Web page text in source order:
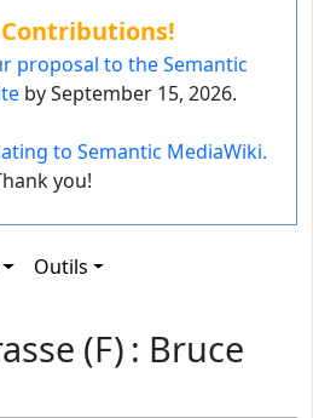
proposal to the Semantic
by September 15, 2026.
to Semantic MediaWiki.
you!
Outils
(F) : Bruce